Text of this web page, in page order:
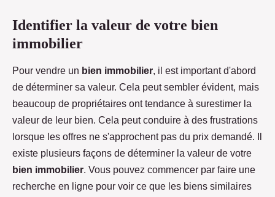
Identifier la valeur de votre bien
immobilier
Pour vendre un bien immobilier, il est important d'abord
de déterminer sa valeur. Cela peut sembler évident, mais
beaucoup de propriétaires ont tendance à surestimer la
valeur de leur bien. Cela peut conduire à des frustrations
lorsque les offres ne s'approchent pas du prix demandé. Il
existe plusieurs façons de déterminer la valeur de votre
bien immobilier. Vous pouvez commencer par faire une
recherche en ligne pour voir ce que les biens similaires